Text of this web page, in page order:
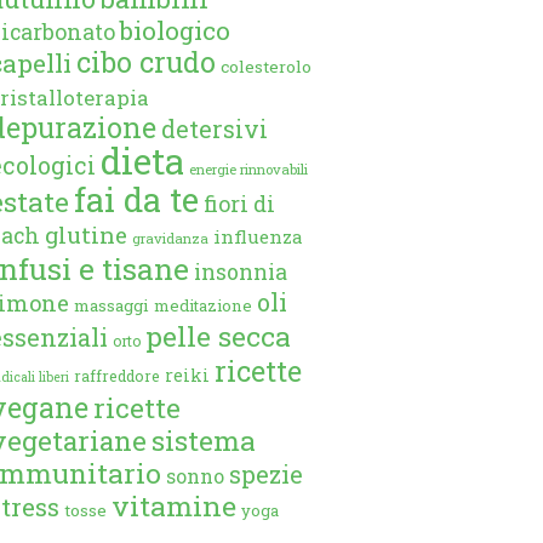
biologico
cibo crudo colesterolo
detersivi
dieta energie rinnovabili
fai da te fiori di
glutine gravidanza influenza
e tisane insonnia
massaggi meditazione oli
orto pelle secca
liberi raffreddore reiki ricette
ricette
sistema
sonno spezie
tosse vitamine yoga